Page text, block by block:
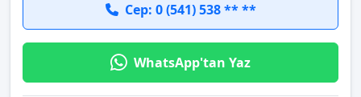
Cep: 0 (541) 538 ** **
WhatsApp'tan Yaz